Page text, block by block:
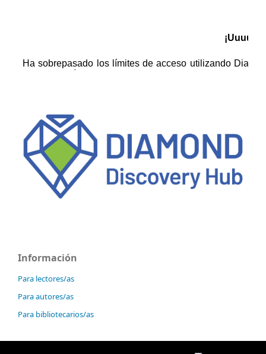
Información
Para lectores/as
Para autores/as
Para bibliotecarios/as